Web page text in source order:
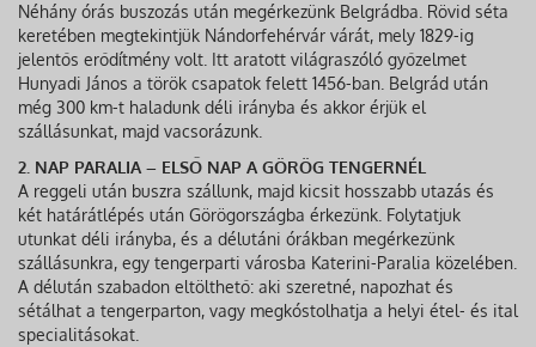
Néhány órás buszozás után megérkezünk Belgrádba. Rövid séta
keretében megtekintjük Nándorfehérvár várát, mely 1829-ig
jelentős erődítmény volt. Itt aratott világraszóló győzelmet
Hunyadi János a török csapatok felett 1456-ban. Belgrád után
még 300 km-t haladunk déli irányba és akkor érjük el
szállásunkat, majd vacsorázunk.
2. NAP PARALIA – ELSŐ NAP A GÖRÖG TENGERNÉL
A reggeli után buszra szállunk, majd kicsit hosszabb utazás és
két határátlépés után Görögországba érkezünk. Folytatjuk
utunkat déli irányba, és a délutáni órákban megérkezünk
szállásunkra, egy tengerparti városba Katerini-Paralia közelében.
A délután szabadon eltölthető: aki szeretné, napozhat és
sétálhat a tengerparton, vagy megkóstolhatja a helyi étel- és ital
specialitásokat.